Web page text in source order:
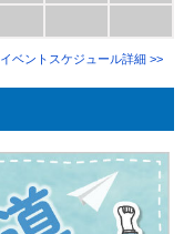
イベントスケジュール詳細 >>